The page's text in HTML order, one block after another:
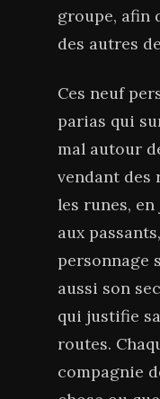
groupe, afin
des autres
Ces neuf
parias qui
mal autour
vendant des
les runes,
aux
personnage
aussi son
qui justifie
routes.
compagnie